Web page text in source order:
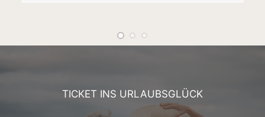
TICKET INS URLAUBSGLÜCK